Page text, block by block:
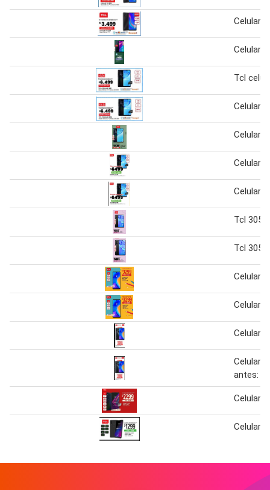
Celular
Celular
Tcl
Celular
Celular
Celular
Tcl 305
Tcl 305
Celular
Celulare
Celular
Celular
antes:
Celular
Celular